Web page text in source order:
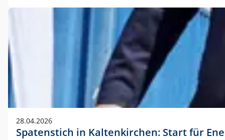
28.04.2026
Spatenstich in Kaltenkirchen: Start für